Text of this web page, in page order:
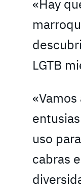
«Hay
LGTB
uso
cabras